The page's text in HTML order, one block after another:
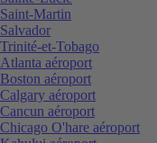
Saint-Martin
Salvador
Trinité-et-Tobago
Atlanta aéroport
Boston aéroport
Calgary aéroport
Cancun aéroport
Chicago O'hare aéroport